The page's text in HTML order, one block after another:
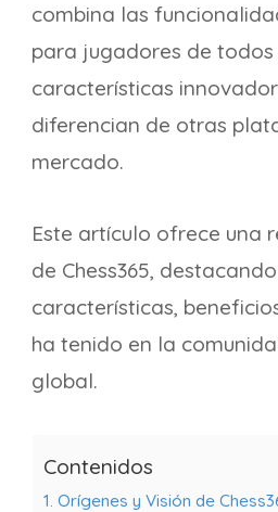
combina las
para jugadores de todos
características
diferencian de otras
mercado.
Este artículo ofrece una
de Chess365,
características,
ha tenido en la
global.
Contenidos
1. Orígenes y Visión de